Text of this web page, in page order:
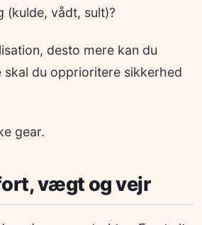
(kulde, vådt, sult)?
desto mere kan du
du opprioritere sikkerhed
gear.
vægt og vejr